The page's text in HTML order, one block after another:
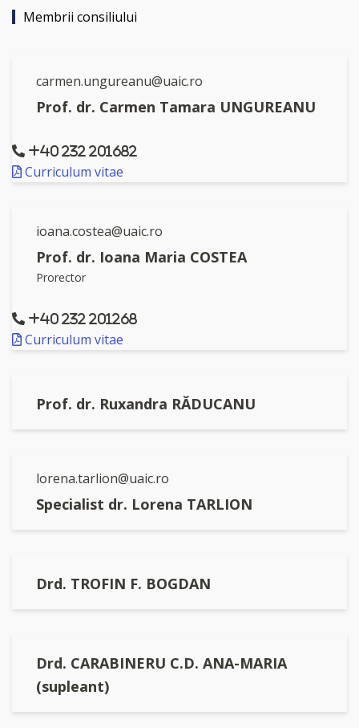
Membrii consiliului
Prof. dr. Carmen Tamara UNGUREANU
carmen.ungureanu@uaic.ro
+40 232 201682
Curriculum vitae
Prorector
Prof. dr. Ioana Maria COSTEA
ioana.costea@uaic.ro
+40 232 201268
Curriculum vitae
Prof. dr. Ruxandra RĂDUCANU
Specialist dr. Lorena TARLION
lorena.tarlion@uaic.ro
Drd. TROFIN F. BOGDAN
Drd. CARABINERU C.D. ANA-MARIA
(supleant)